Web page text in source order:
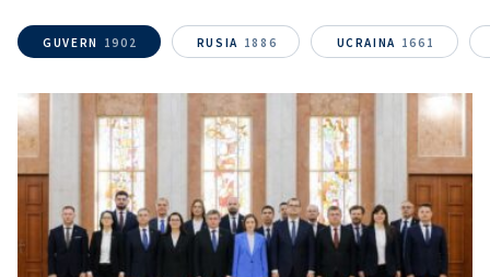
GUVERN 1902 RUSIA 1886 UCRAINA 1661